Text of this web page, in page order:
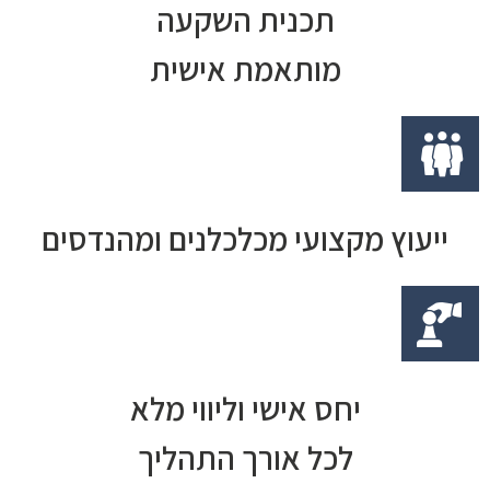
תכנית השקעה
מותאמת אישית
ייעוץ מקצועי מכלכלנים ומהנדסים
יחס אישי וליווי מלא
לכל אורך התהליך